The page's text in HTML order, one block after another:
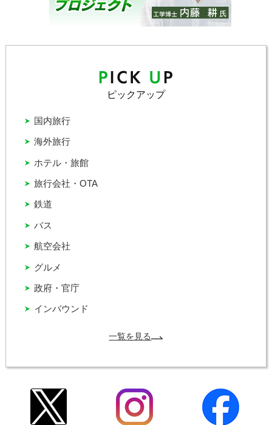
ピックアップ
インバウンド
グルメ
バス
ホテル・旅館
国内旅行
政府・官庁
旅行会社・OTA
海外旅行
航空会社
鉄道
一覧を見る